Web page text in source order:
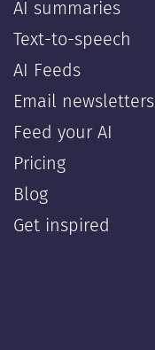
AI summaries
Text-to-speech
AI Feeds
Email newsletters
Feed your AI
Pricing
Blog
Get inspired